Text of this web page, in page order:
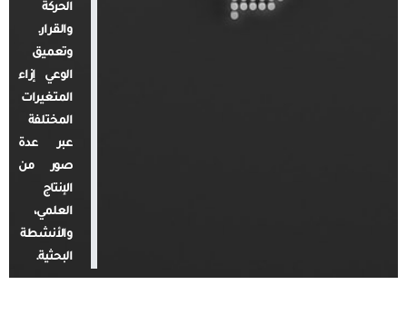
الحركة
والقرار.
وتعميق
الوعي إزاء
المتغيرات
المختلفة
عبر عدة
صور من
الإنتاج
العلمي،
والأنشطة
البحثية.